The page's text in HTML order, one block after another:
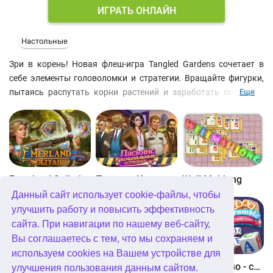
Данный сайт использует cookie-файлы, чтобы
улучшить работу и повысить эффективность
сайта. При навигации по нашему веб-сайту,
Вы соглашаетесь с тем, что мы сохраняем и
используем cookies на Вашем устройстве для
улучшения пользования данным сайтом.
ИГРАТЬ ОНЛАЙН
Настольные
Зри в корень! Новая флеш-игра Tangled Gardens сочетает в
себе элементы головоломки и стратегии. Вращайте фигурки,
пытаясь распутать корни растений и заработать побольше
Еще
Emerland Solitaire Well Mahjong
Glassez 2 Solitaire Story 3 Найди слово - семейные истории